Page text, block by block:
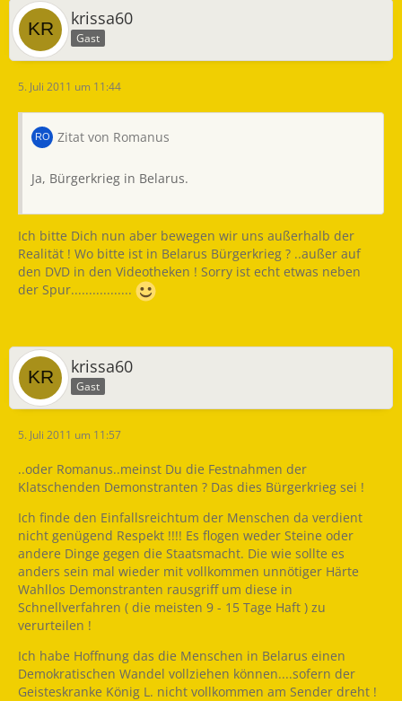
krissa60
Gast
5. Juli 2011 um 11:44
Zitat von Romanus
Ja, Bürgerkrieg in Belarus.
Ich bitte Dich nun aber bewegen wir uns außerhalb der
Realität ! Wo bitte ist in Belarus Bürgerkrieg ? ..außer auf
den DVD in den Videotheken ! Sorry ist echt etwas neben
der Spur.................
krissa60
Gast
5. Juli 2011 um 11:57
..oder Romanus..meinst Du die Festnahmen der
Klatschenden Demonstranten ? Das dies Bürgerkrieg sei !
Ich finde den Einfallsreichtum der Menschen da verdient
nicht genügend Respekt !!!! Es flogen weder Steine oder
andere Dinge gegen die Staatsmacht. Die wie sollte es
anders sein mal wieder mit vollkommen unnötiger Härte
Wahllos Demonstranten rausgriff um diese in
Schnellverfahren ( die meisten 9 - 15 Tage Haft ) zu
verurteilen !
Ich habe Hoffnung das die Menschen in Belarus einen
Demokratischen Wandel vollziehen können....sofern der
Geisteskranke König L. nicht vollkommen am Sender dreht !